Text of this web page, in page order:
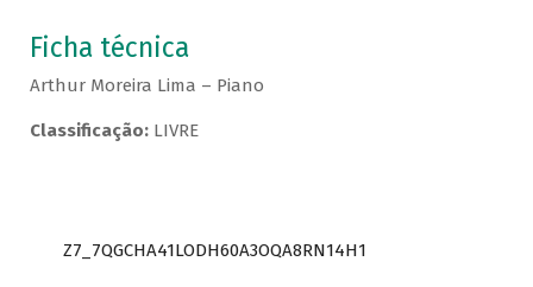
Ficha técnica
Arthur Moreira Lima – Piano
Classificação:LIVRE
Z7_7QGCHA41LODH60A3OQA8RN14H1